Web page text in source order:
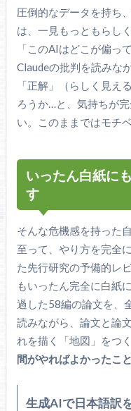
圧倒的なデータを持ち
は、一見もっともらし
「このAIはどこが偏っ
Claudeの批判を読みな
「正解」（らしく見え
ろうか…と、気持ちが
い。このままではモチ
いったん白紙に
す
そんな危機感を持った
至って、やり方を完全
た先行研究の予備的レ
もいったん完全に白紙
過した58編の論文を、
読みながら、論文と論
れを描く「地図」をつ
間がやればよかったこ
生成AIで日本語訳